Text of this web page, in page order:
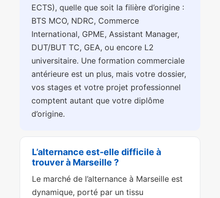
ECTS), quelle que soit la filière d’origine :
BTS MCO, NDRC, Commerce
International, GPME, Assistant Manager,
DUT/BUT TC, GEA, ou encore L2
universitaire. Une formation commerciale
antérieure est un plus, mais votre dossier,
vos stages et votre projet professionnel
comptent autant que votre diplôme
d’origine.
L’alternance est-elle difficile à
trouver à Marseille ?
Le marché de l’alternance à Marseille est
dynamique, porté par un tissu